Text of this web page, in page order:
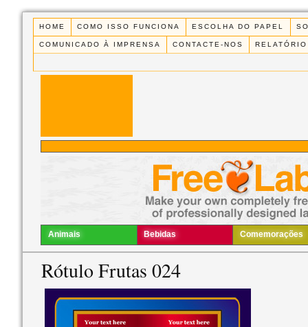
HOME COMO ISSO FUNCIONA ESCOLHA DO PAPEL
COMUNICADO À IMPRENSA CONTACTE-NOS
Animais Bebidas Comemorações
Rótulo Frutas 024